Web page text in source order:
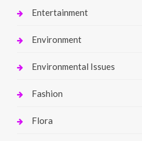
Entertainment
Environment
Environmental Issues
Fashion
Flora